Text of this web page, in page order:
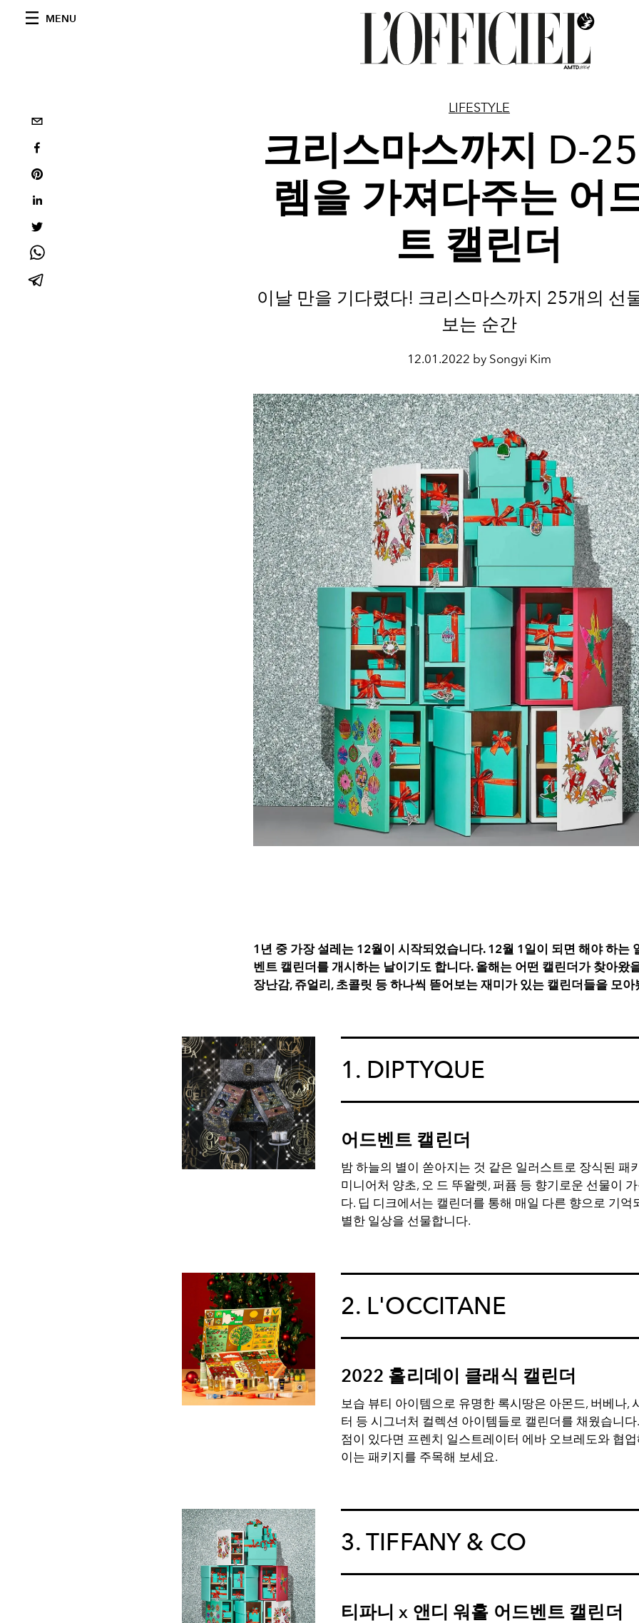
MENU
LIFESTYLE
크리스마스까지 D-
렘을 가져다주는 어
트 캘린더
이날 만을 기다렸다! 크리스마스까지 25개의 선
보는 순간
12.01.2022 by Songyi Kim
1년 중 가장 설레는 12월이 시작되었습니다. 12월 1일이 되면 해야 하는
벤트 캘린더를 개시하는 날이기도 합니다. 올해는 어떤 캘린더가 찾아왔
장난감, 쥬얼리, 초콜릿 등 하나씩 뜯어보는 재미가 있는 캘린더들을 모아
1. DIPTYQUE
어드벤트 캘린더
밤 하늘의 별이 쏟아지는 것 같은 일러스트로 장식된 패
미니어처 양초, 오 드 뚜왈렛, 퍼퓸 등 향기로운 선물이
다. 딥 디크에서는 캘린더를 통해 매일 다른 향으로 기억
별한 일상을 선물합니다.
2. L'OCCITANE
2022 홀리데이 클래식 캘린더
보습 뷰티 아이템으로 유명한 록시땅은 아몬드, 버베나,
터 등 시그너처 컬렉션 아이템들로 캘린더를 채웠습니다
점이 있다면 프렌치 일스트레이터 에바 오브레도와 협업
이는 패키지를 주목해 보세요.
3. TIFFANY & CO
티파니 x 앤디 워홀 어드벤트 캘린더